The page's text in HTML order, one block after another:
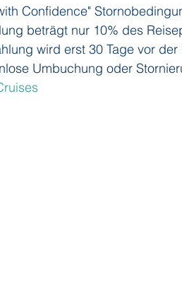
Regent Seven Seas Cruises
Confidence"
beträgt nur 10% des
wird erst 30 Tage vor
Umbuchung oder